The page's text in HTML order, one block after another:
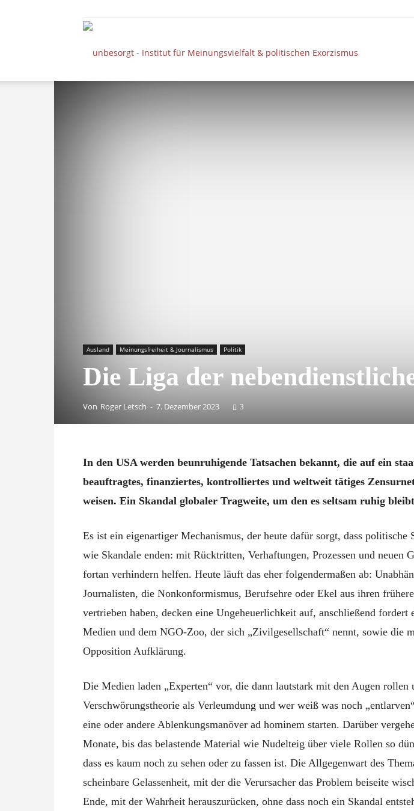
Ausland Meinungsfreiheit & Journalismus Politik
Die Liga der
Von Roger Letsch - 7. Dezember 2023 3
In den USA werden beunruhigende Tatsachen bekannt, die auf ein
beauftragtes, finanziertes, kontrolliertes und weltweit tätiges
weisen. Ein Skandal globaler Tragweite, um den es seltsam ruhig
Es ist ein eigenartiger Mechanismus, der heute dafür sorgt, dass politische
wie Skandale enden: mit Rücktritten, Verhaftungen, Prozessen und neuen
fortan verhindern helfen. Heute läuft das eher folgendermaßen ab:
Journalisten, die Nonkonformismus, Berufsehre oder Ekel aus ihren
vertrieben haben, decken eine Ungeheuerlichkeit auf, anschließend fordert
Medien und dem NGO-Zoo, der sich „Zivilgesellschaft“ nennt, sowie die
Opposition Aufklärung.
Die Medien laden „Experten“ vor, die dann lautstark mit den Augen rollen
Verschwörungstheorie als Verleumdung und wer weiß was noch
eine oder andere Ablenkungsmanöver ad hominem starten. Darüber
Monate, bis das belastende Material wie Nudelteig über viele Rollen so
dass es kaum noch zu sehen oder zu fassen ist. Die Allgegenwart des
scheinbare Gelassenheit, mit der die Verursacher das Problem beiseite
Ende, mit der Wahrheit herauszurücken, ohne dass noch ein Skandal